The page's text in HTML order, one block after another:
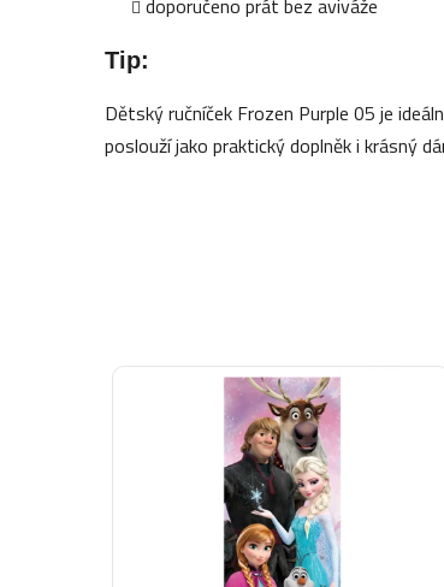
doporučeno prát bez aviváže
Tip:
Dětský ručníček Frozen Purple 05 je
poslouží jako praktický doplněk i krásný